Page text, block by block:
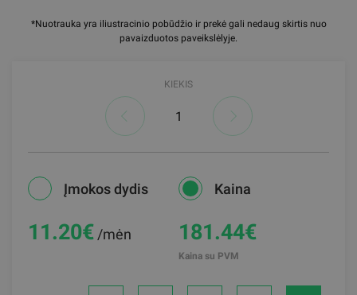
*Nuotrauka yra iliustracinio pobūdžio ir prekė gali nedaug skirtis nuo
pavaizduotos paveikslėlyje.
KIEKIS
Įmokos dydis
11.20€ /mėn
Kaina
181.44€
Kaina su PVM